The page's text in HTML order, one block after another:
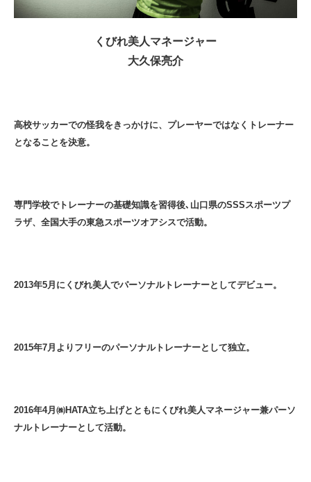
くびれ美人マネージャー
大久保亮介
高校サッカーでの怪我をきっかけに、プレーヤーではなくトレーナー
となることを決意。
専門学校でトレーナーの基礎知識を習得後､山口県のSSSスポーツプ
ラザ、全国大手の東急スポーツオアシスで活動。
2013年5月にくびれ美人でパーソナルトレーナーとしてデビュー。
2015年7月よりフリーのパーソナルトレーナーとして独立。
2016年4月㈱HATA立ち上げとともにくびれ美人マネージャー兼パーソ
ナルトレーナーとして活動。